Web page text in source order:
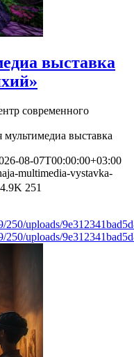
выставка
современного
выставка
08-07T00:00:00+03:00
multimedia-vystavka-
251
250/uploads/
250/uploads/